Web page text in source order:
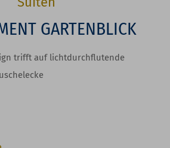
GARTENBLICK
trifft auf lichtdurchflutende